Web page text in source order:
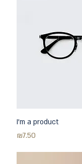
I'm a product
Price
₪7.50